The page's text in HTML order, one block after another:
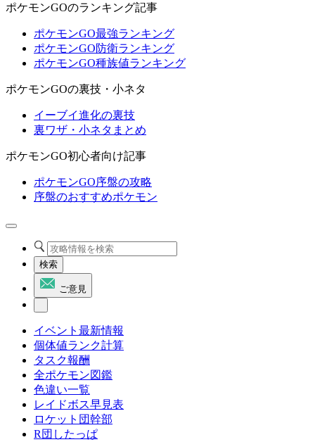
ポケモンGOのランキング記事
ポケモンGO最強ランキング
ポケモンGO防衛ランキング
ポケモンGO種族値ランキング
ポケモンGOの裏技・小ネタ
イーブイ進化の裏技
裏ワザ・小ネタまとめ
ポケモンGO初心者向け記事
ポケモンGO序盤の攻略
序盤のおすすめポケモン
検索
ご意見
イベント最新情報
個体値ランク計算
タスク報酬
全ポケモン図鑑
色違い一覧
レイドボス早見表
ロケット団幹部
R団したっぱ